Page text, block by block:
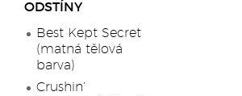
ODSTÍNY
Best Kept Secret
(matná tělová
barva)
Crushin’